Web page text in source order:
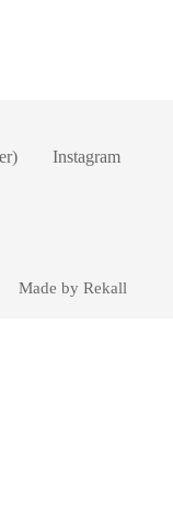
Instagram
Made by Rekall